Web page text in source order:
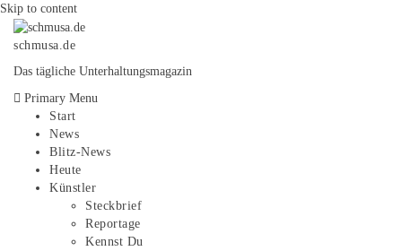
Skip to content
schmusa.de
Das tägliche Unterhaltungsmagazin
Primary Menu
Start
News
Blitz-News
Heute
Künstler
Steckbrief
Reportage
Kennst Du